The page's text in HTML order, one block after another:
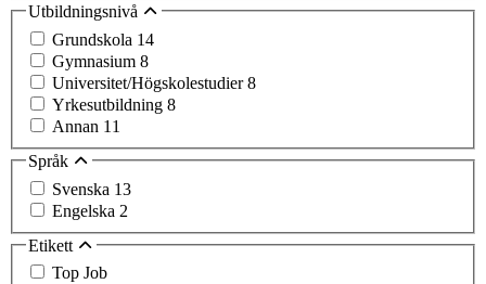
Utbildningsnivå
Grundskola 14
Gymnasium 8
Universitet/Högskolestudier8
Yrkesutbildning 8
Annan 11
Språk
Svenska 13
Engelska 2
Etikett
Top Job